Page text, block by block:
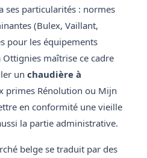
ses particularités : normes
(Bulex, Vaillant,
pour les équipements
maîtrise ce cadre
un chaudière à
primes Rénolution ou Mijn
en conformité une vieille
la partie administrative.
belge se traduit par des